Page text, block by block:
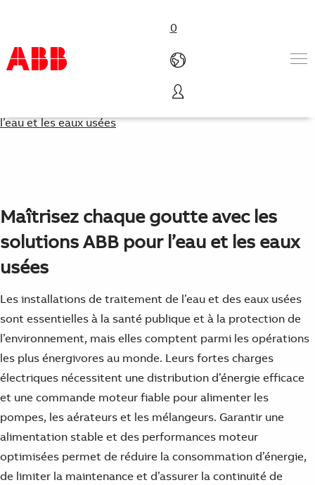
0
Produits & Services
Industries
Carrières
Solutions basse tension pour
l’eau et les eaux usées
Maîtrisez chaque goutte avec les
solutions ABB pour l’eau et les eaux
usées
Les installations de traitement de l’eau et des eaux usées
sont essentielles à la santé publique et à la protection de
l’environnement, mais elles comptent parmi les opérations
les plus énergivores au monde. Leurs fortes charges
électriques nécessitent une distribution d’énergie efficace
et une commande moteur fiable pour alimenter les
pompes, les aérateurs et les mélangeurs. Garantir une
alimentation stable et des performances moteur
optimisées permet de réduire la consommation d’énergie,
de limiter la maintenance et d’assurer la continuité de